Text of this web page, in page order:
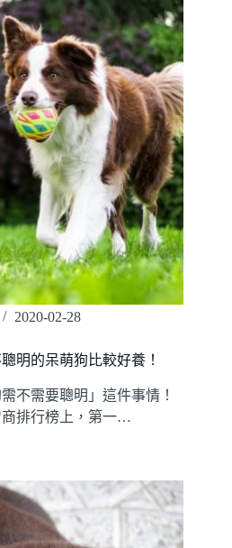
2020-02-28
明的呆萌狗比較好養！
不需要聰明」這件事情！
排行榜上，第一…